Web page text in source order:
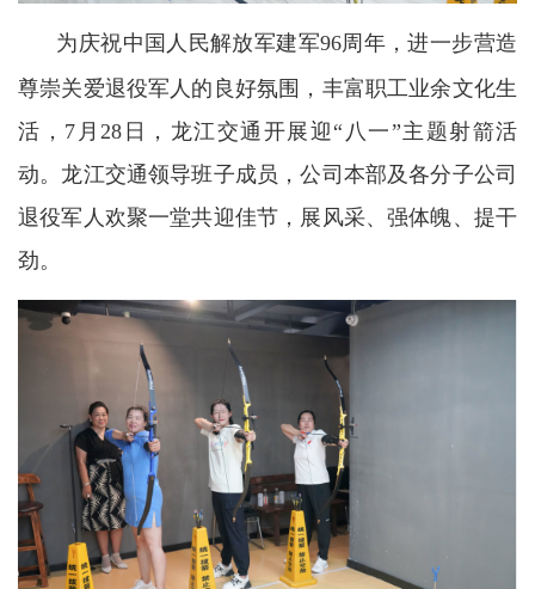
为庆祝中国人民解放军建军96周年，进一步营造
尊崇关爱退役军人的良好氛围，丰富职工业余文化生
活，7月28日，龙江交通开展迎“八一”主题射箭活
动。龙江交通领导班子成员，公司本部及各分子公司
退役军人欢聚一堂共迎佳节，展风采、强体魄、提干
劲。